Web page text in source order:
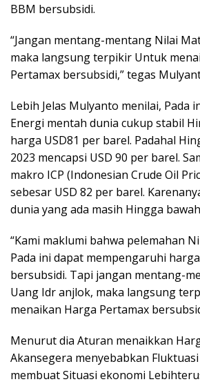
BBM bersubsidi.
“Jangan mentang-mentang Nilai
maka langsung terpikir Untuk
Pertamax bersubsidi,” tegas
Lebih Jelas Mulyanto menilai, Pada
Energi mentah dunia cukup stabil
harga USD81 per barel. Padahal
2023 mencapsi USD 90 per barel.
makro ICP (Indonesian Crude Oil
sebesar USD 82 per barel.
dunia yang ada masih Hingga
“Kami maklumi bahwa pelemahan
Pada ini dapat mempengaruhi
bersubsidi. Tapi jangan mentang-
Uang Idr anjlok, maka langsung
menaikan Harga Pertamax
Menurut dia Aturan menaikkan
Akansegera menyebabkan
membuat Situasi ekonomi